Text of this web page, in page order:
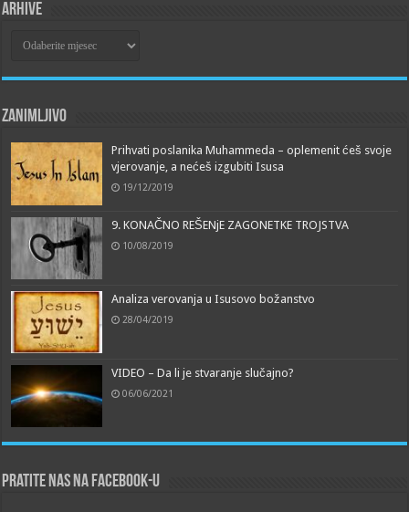
Arhive
Zanimljivo
Prihvati poslanika Muhammeda – oplemenit ćeš svoje
vjerovanje, a nećeš izgubiti Isusa
19/12/2019
9. KONAČNO REŠENjE ZAGONETKE TROJSTVA
10/08/2019
Analiza verovanja u Isusovo božanstvo
28/04/2019
VIDEO – Da li je stvaranje slučajno?
06/06/2021
Pratite nas na Facebook-u